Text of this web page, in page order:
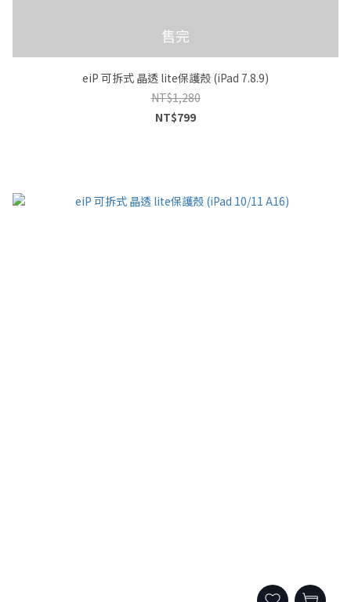
售完
eiP 可拆式 晶透 lite保護殼 (iPad 7.8.9)
NT$1,280
NT$799